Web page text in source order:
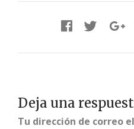
Deja una
Tu dirección de correo